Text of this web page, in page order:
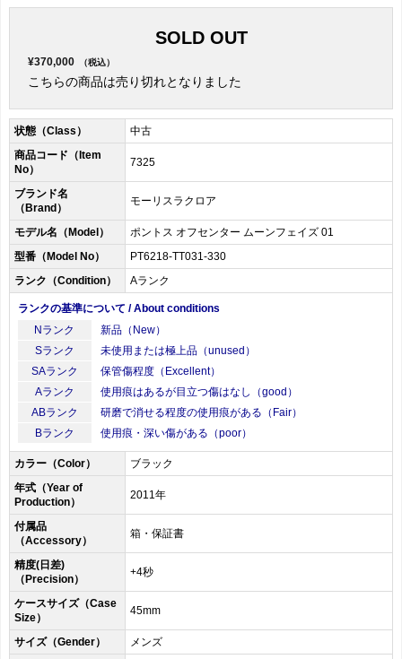
SOLD OUT
¥370,000 （税込）
こちらの商品は売り切れとなりました
状態（Class）
中古
商品コード（Item
No）
7325
ブランド名
（Brand）
モーリスラクロア
モデル名（Model）
ポントス オフセンター ムーンフェイズ 01
型番（Model No）
PT6218-TT031-330
ランク（Condition）
Aランク
ランクの基準について / About conditions
Nランク
新品（New）
Sランク
未使用または極上品（unused）
SAランク
保管傷程度（Excellent）
Aランク
使用痕はあるが目立つ傷はなし（good）
ABランク
研磨で消せる程度の使用痕がある（Fair）
Bランク
使用痕・深い傷がある（poor）
カラー（Color）
ブラック
年式（Year of
Production）
2011年
付属品
（Accessory）
箱・保証書
精度(日差)
（Precision）
+4秒
ケースサイズ（Case
Size）
45mm
サイズ（Gender）
メンズ